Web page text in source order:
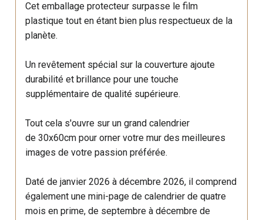
Cet emballage protecteur surpasse le film
plastique tout en étant bien plus respectueux de la
planète.
Un revêtement spécial sur la couverture ajoute
durabilité et brillance pour une touche
supplémentaire de qualité supérieure.
Tout cela s'ouvre sur un grand calendrier
de 30x60cm pour orner votre mur des meilleures
images de votre passion préférée.
Daté de janvier 2026 à décembre 2026, il comprend
également une mini-page de calendrier de quatre
mois en prime, de septembre à décembre de